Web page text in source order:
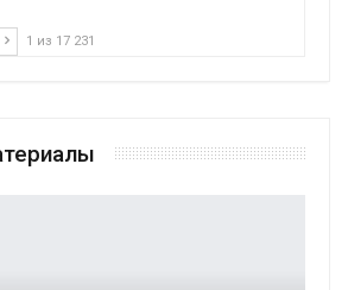
1 из 17 231